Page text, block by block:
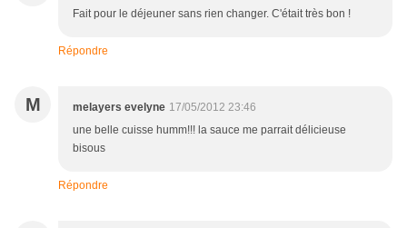
Fait pour le déjeuner sans rien changer. C'était très bon !
Répondre
M melayers evelyne 17/05/2012 23:46
une belle cuisse humm!!! la sauce me parrait délicieuse
bisous
Répondre